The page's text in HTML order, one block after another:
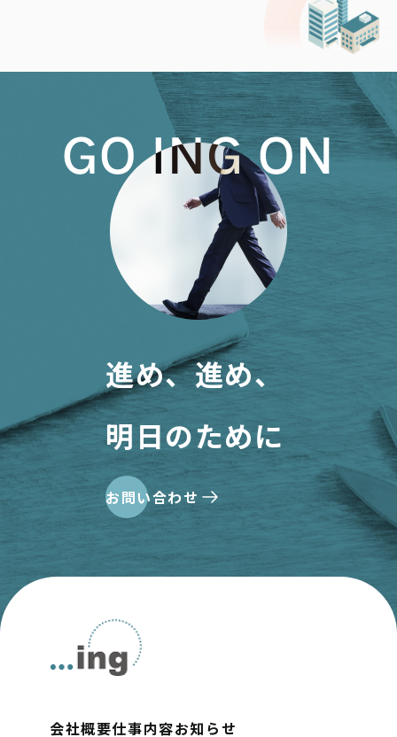
進め、進め、
明日のために
お問い合わせ
会社概要仕事内容お知らせ